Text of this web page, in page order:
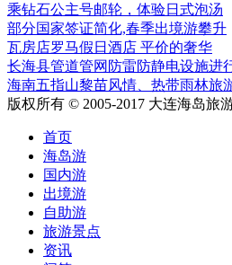
乘钻石公主号邮轮，体验日式泡汤
部分国家签证简化,春季出境游攀升
瓦房店罗马假日酒店 平价的奢华
长海县管道管网防雷防静电设施进
海南五指山黎苗风情、热带雨林旅
版权所有 © 2005-2017 大连海岛旅
首页
海岛游
国内游
出境游
自助游
旅游景点
资讯